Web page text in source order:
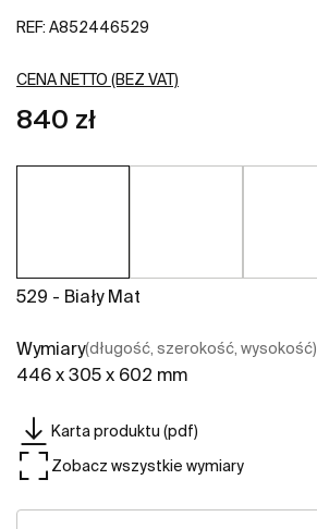
REF: A852446529
CENA NETTO (BEZ VAT)
840 zł
529 - Biały Mat
Wymiary(długość, szerokość, wysokość)
446 x 305 x 602 mm
Karta produktu (pdf)
Zobacz wszystkie wymiary